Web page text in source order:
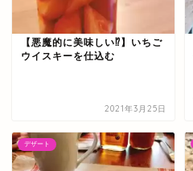
【悪魔的に美味しい⁉】いちご
ウイスキーを仕込む
2021年3月25日
デザート